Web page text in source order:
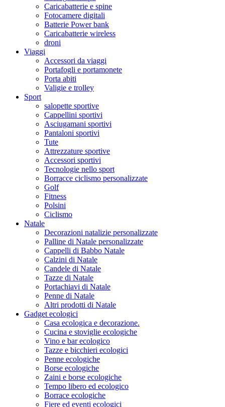
Caricabatterie e spine
Fotocamere digitali
Batterie Power bank
Caricabatterie wireless
droni
Viaggi
Accessori da viaggi
Portafogli e portamonete
Porta abiti
Valigie e trolley
Sport
salopette sportive
Cappellini sportivi
Asciugamani sportivi
Pantaloni sportivi
Tute
Attrezzature sportive
Accessori sportivi
Tecnologie nello sport
Borracce ciclismo personalizzate
Golf
Fitness
Polsini
Ciclismo
Natale
Decorazioni natalizie personalizzate
Palline di Natale personalizzate
Cappelli di Babbo Natale
Calzini di Natale
Candele di Natale
Tazze di Natale
Portachiavi di Natale
Penne di Natale
Altri prodotti di Natale
Gadget ecologici
Casa ecologica e decorazione.
Cucina e stoviglie ecologiche
Vino e bar ecologico
Tazze e bicchieri ecologici
Penne ecologiche
Borse ecologiche
Zaini e borse ecologiche
Tempo libero ed ecologico
Borrace ecologiche
Fiere ed eventi ecologici